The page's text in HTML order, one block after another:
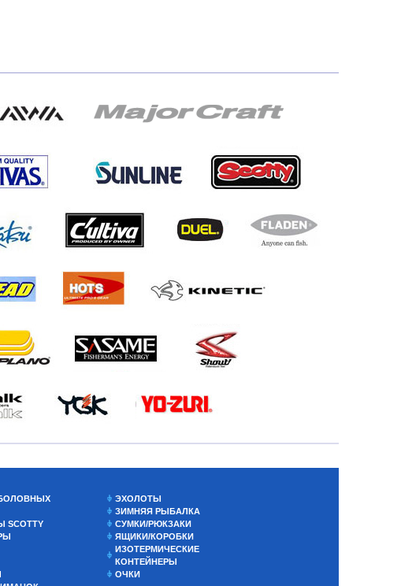
SCOTTY
ЭХОЛОТЫ
ЗИМНЯЯ РЫБАЛКА
СУМКИ/РЮКЗАКИ
ЯЩИКИ/КОРОБКИ
ИЗОТЕРМИЧЕСКИЕ
КОНТЕЙНЕРЫ
ОЧКИ